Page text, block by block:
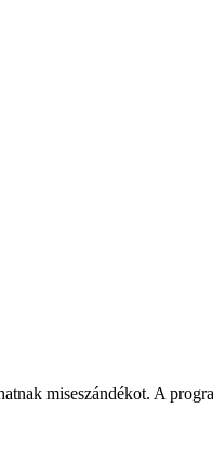
miseszándékot. A